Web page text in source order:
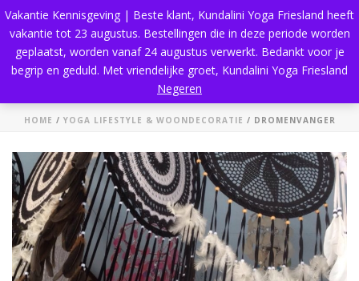
HOME / YOGA LIFESTYLE & WOONDECORATIE / DROMENVANGER
Vakantie Kennisgeving | Beste klant, Kundalini Yoga Friesland heeft
vakantie tot 23 augustus. Bestellingen die in deze periode worden
geplaatst, worden vanaf 24 augustus verwerkt. Bedankt voor je
begrip en geduld. Met vriendelijke groet, Kundalini Yoga Friesland
Negeren